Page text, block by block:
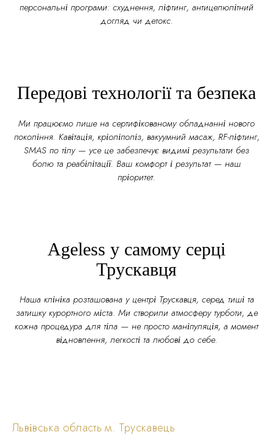
персональні програми: схуднення, ліфтинг, антицелюлітний
догляд чи детокс.
Передові технології та безпека
Ми працюємо лише на сертифікованому обладнанні нового
покоління. Кавітація, кріоліполіз, вакуумний масаж, RF-ліфтинг,
SMAS по тілу — усе це забезпечує видимі результати без
болю та реабілітації. Ваш комфорт і результат — наш
пріоритет.
Ageless у самому серці
Трускавця
Наша клініка розташована у центрі Трускавця, серед тиші та
затишку курортного міста. Ми створили атмосферу турботи, де
кожна процедура для тіла — не просто маніпуляція, а момент
відновлення, легкості та любові до себе.
Львівська область м. Трускавець